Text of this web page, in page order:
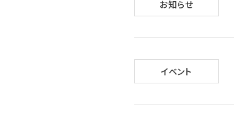
お知らせ
イベント